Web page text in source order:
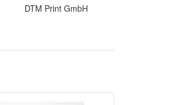
DTM Print GmbH